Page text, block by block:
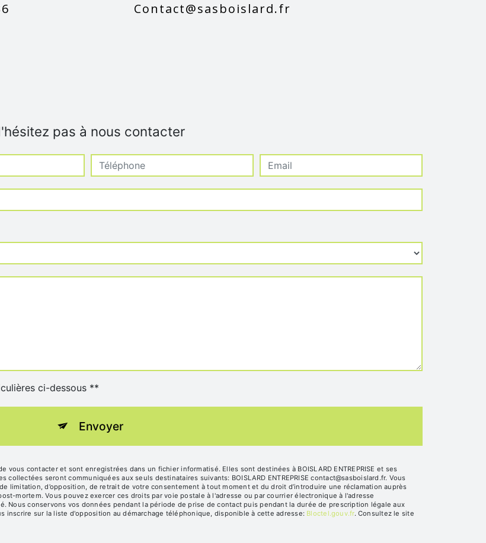
contact@sasboislard.fr
pas à nous contacter
ci-dessous **
Envoyer
contacter et sont enregistrées dans un fichier informatisé. Elles sont destinées à BOISLARD ENTREPRISE et ses
seront communiquées aux seuls destinataires suivants: BOISLARD ENTREPRISE contact@sasboislard.fr. Vous
limitation, d’opposition, de retrait de votre consentement à tout moment et du droit d’introduire une réclamation auprès
mortem. Vous pouvez exercer ces droits par voie postale à l'adresse ou par courrier électronique à l'adresse
Nous conservons vos données pendant la période de prise de contact puis pendant la durée de prescription légale aux
sur la liste d'opposition au démarchage téléphonique, disponible à cette adresse:
Bloctel.gouv.fr. Consultez le site